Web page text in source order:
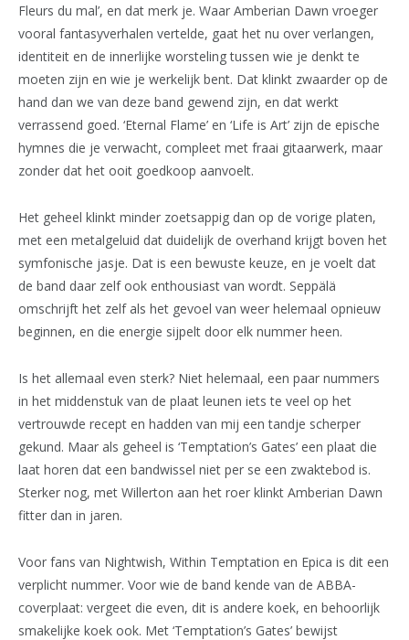
Fleurs du mal’, en dat merk je. Waar Amberian Dawn vroeger
vooral fantasyverhalen vertelde, gaat het nu over verlangen,
identiteit en de innerlijke worsteling tussen wie je denkt te
moeten zijn en wie je werkelijk bent. Dat klinkt zwaarder op de
hand dan we van deze band gewend zijn, en dat werkt
verrassend goed. ‘Eternal Flame’ en ‘Life is Art’ zijn de epische
hymnes die je verwacht, compleet met fraai gitaarwerk, maar
zonder dat het ooit goedkoop aanvoelt.
Het geheel klinkt minder zoetsappig dan op de vorige platen,
met een metalgeluid dat duidelijk de overhand krijgt boven het
symfonische jasje. Dat is een bewuste keuze, en je voelt dat
de band daar zelf ook enthousiast van wordt. Seppälä
omschrijft het zelf als het gevoel van weer helemaal opnieuw
beginnen, en die energie sijpelt door elk nummer heen.
Is het allemaal even sterk? Niet helemaal, een paar nummers
in het middenstuk van de plaat leunen iets te veel op het
vertrouwde recept en hadden van mij een tandje scherper
gekund. Maar als geheel is ‘Temptation’s Gates’ een plaat die
laat horen dat een bandwissel niet per se een zwaktebod is.
Sterker nog, met Willerton aan het roer klinkt Amberian Dawn
fitter dan in jaren.
Voor fans van Nightwish, Within Temptation en Epica is dit een
verplicht nummer. Voor wie de band kende van de ABBA-
coverplaat: vergeet die even, dit is andere koek, en behoorlijk
smakelijke koek ook. Met ‘Temptation’s Gates’ bewijst